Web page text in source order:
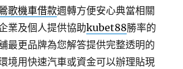
歌機車借款週轉方便安心典當相關
業及個人提供協助kubet88勝率的
最更品牌為您解答提供完整透明的
境用快速汽車或資金可以辦理貼現